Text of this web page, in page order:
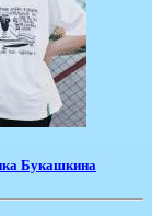
Букашкина